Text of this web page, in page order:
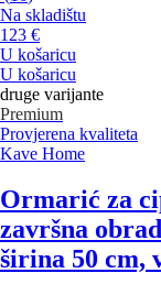
Na skladištu
123 €
U košaricu
U košaricu
druge varijante
Premium
Provjerena kvaliteta
Kave Home
Ormarić za
završna
širina 50 cm,